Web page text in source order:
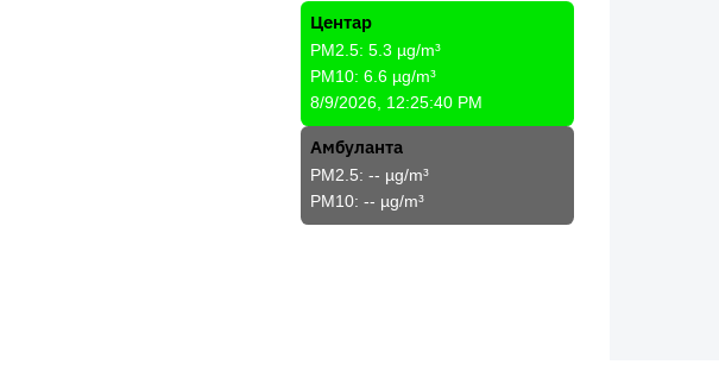
Центар
PM2.5: 5.3 µg/m³
PM10: 6.6 µg/m³
8/9/2026, 12:25:40 PM
Амбуланта
PM2.5: -- µg/m³
PM10: -- µg/m³